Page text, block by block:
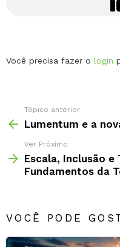
Deixe
Você precisa fazer o login
Tópico anterior
Lumentum e a
Ver Próximo
Escala, Inclusão e
Fundamentos da
VOCÊ PODE